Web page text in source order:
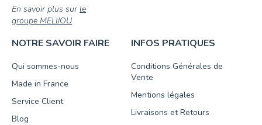
En savoir plus sur le
groupe MELIJOU
NOTRE SAVOIR FAIRE
Qui sommes-nous
Made in France
Service Client
Blog
INFOS PRATIQUES
Conditions Générales de
Vente
Mentions légales
Livraisons et Retours